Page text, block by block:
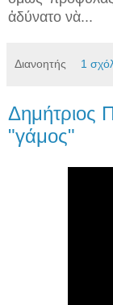
ἀδύνατο νὰ...
Διανοητής 1
Δημήτριος
"γάμος"